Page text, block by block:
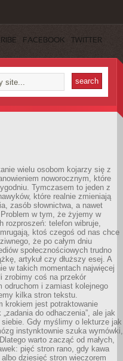
FACEBOOK TWITTER
wielu osobom kojarzy się z
noworocznym, które
Tymczasem to jeden z
które realnie zmieniają
zasób słownictwa, a nawet
w tym, że żyjemy w
rozproszeń: telefon wibruje,
ktoś czegoś od nas chce
że po całym dniu
społecznościowych trudno
artykuł czy dłuższy esej. A
w takich momentach najwięcej
zrobimy coś na przekór
odruchom i zamiast kolejnego
kilka stron tekstu.
krokiem jest potraktowanie
do odhaczenia”, ale jak
Gdy myślimy o lekturze jak
instynktownie szuka wymówki,
warto zacząć od małych,
pięć stron rano, gdy kawa
dziesięć stron wieczorem